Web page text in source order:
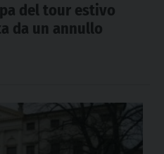
del tour estivo
da un annullo